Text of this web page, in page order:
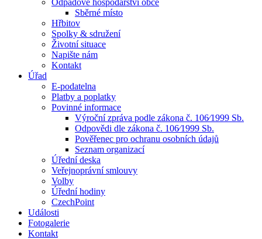
Odpadové hospodářství obce
Sběrné místo
Hřbitov
Spolky & sdružení
Životní situace
Napište nám
Kontakt
Úřad
E-podatelna
Platby a poplatky
Povinné informace
Výroční zpráva podle zákona č. 106⁄1999 Sb.
Odpovědi dle zákona č. 106⁄1999 Sb.
Pověřenec pro ochranu osobních údajů
Seznam organizací
Úřední deska
Veřejnoprávní smlouvy
Volby
Úřední hodiny
CzechPoint
Události
Fotogalerie
Kontakt